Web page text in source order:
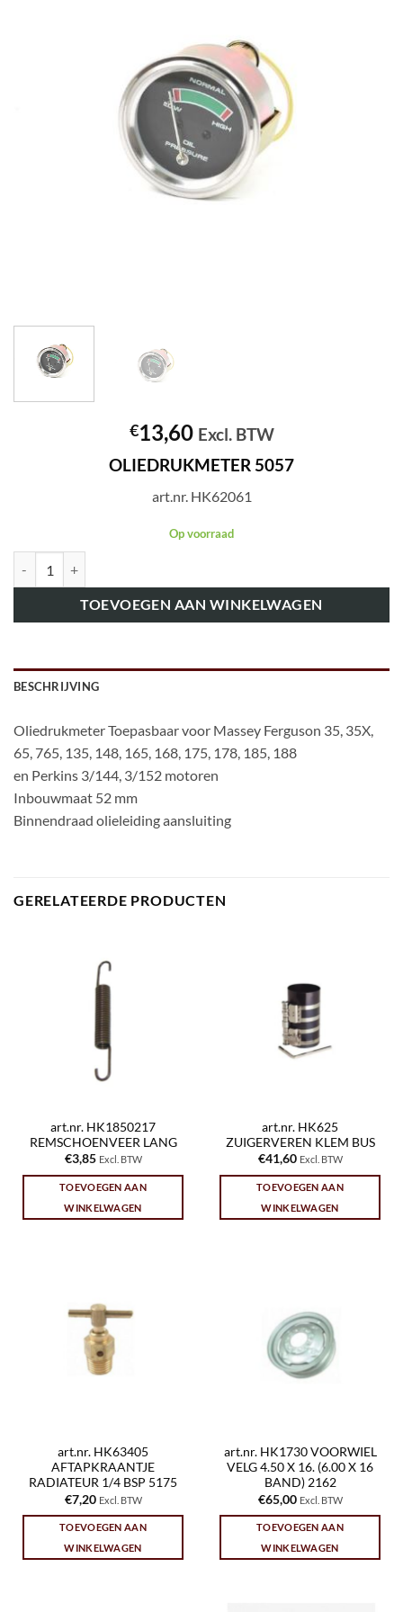
€13,60 Excl. BTW
OLIEDRUKMETER 5057
art.nr. HK62061
Op voorraad
TOEVOEGEN AAN WINKELWAGEN
BESCHRIJVING
Oliedrukmeter Toepasbaar voor Massey Ferguson 35, 35X,
65, 765, 135, 148, 165, 168, 175, 178, 185, 188
en Perkins 3/144, 3/152 motoren
Inbouwmaat 52 mm
Binnendraad olieleiding aansluiting
GERELATEERDE PRODUCTEN
art.nr. HK1850217
REMSCHOENVEER LANG
€3,85 Excl. BTW
TOEVOEGEN AAN
WINKELWAGEN
art.nr. HK625
ZUIGERVEREN KLEM BUS
€41,60 Excl. BTW
TOEVOEGEN AAN
WINKELWAGEN
art.nr. HK63405
AFTAPKRAANTJE
RADIATEUR 1/4 BSP 5175
€7,20 Excl. BTW
TOEVOEGEN AAN
WINKELWAGEN
art.nr. HK1730 VOORWIEL
VELG 4.50 X 16. (6.00 X 16
BAND) 2162
€65,00 Excl. BTW
TOEVOEGEN AAN
WINKELWAGEN